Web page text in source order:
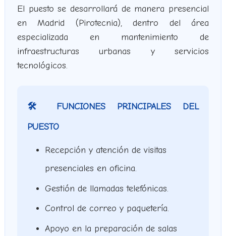
El puesto se desarrollará de manera presencial
en Madrid (Pirotecnia), dentro del área
especializada en mantenimiento de
infraestructuras urbanas y servicios
tecnológicos.
🛠️ FUNCIONES PRINCIPALES DEL
PUESTO
Recepción y atención de visitas
presenciales en oficina.
Gestión de llamadas telefónicas.
Control de correo y paquetería.
Apoyo en la preparación de salas